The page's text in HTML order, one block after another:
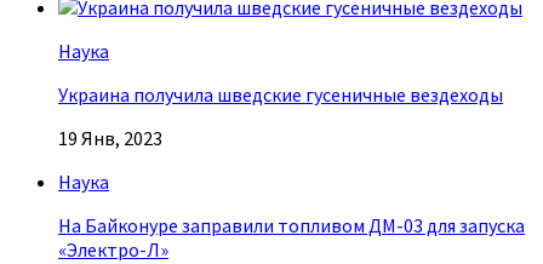
Наука
Украина получила шведские гусеничные вездеходы
19 Янв, 2023
Наука
На Байконуре заправили топливом ДМ-03 для запуска
«Электро-Л»